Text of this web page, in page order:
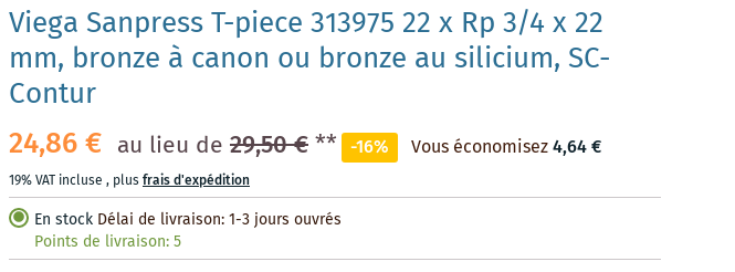
Viega Sanpress T-piece 313975 22 x Rp 3/4 x 22
mm, bronze à canon ou bronze au silicium, SC-
Contur
24,86 € au lieu de 29,50 €** -16% Vous économisez4,64 €
19% VAT incluse , plusfrais d'expédition
En stock Délai de livraison: 1-3 jours ouvrés
Points de livraison:5